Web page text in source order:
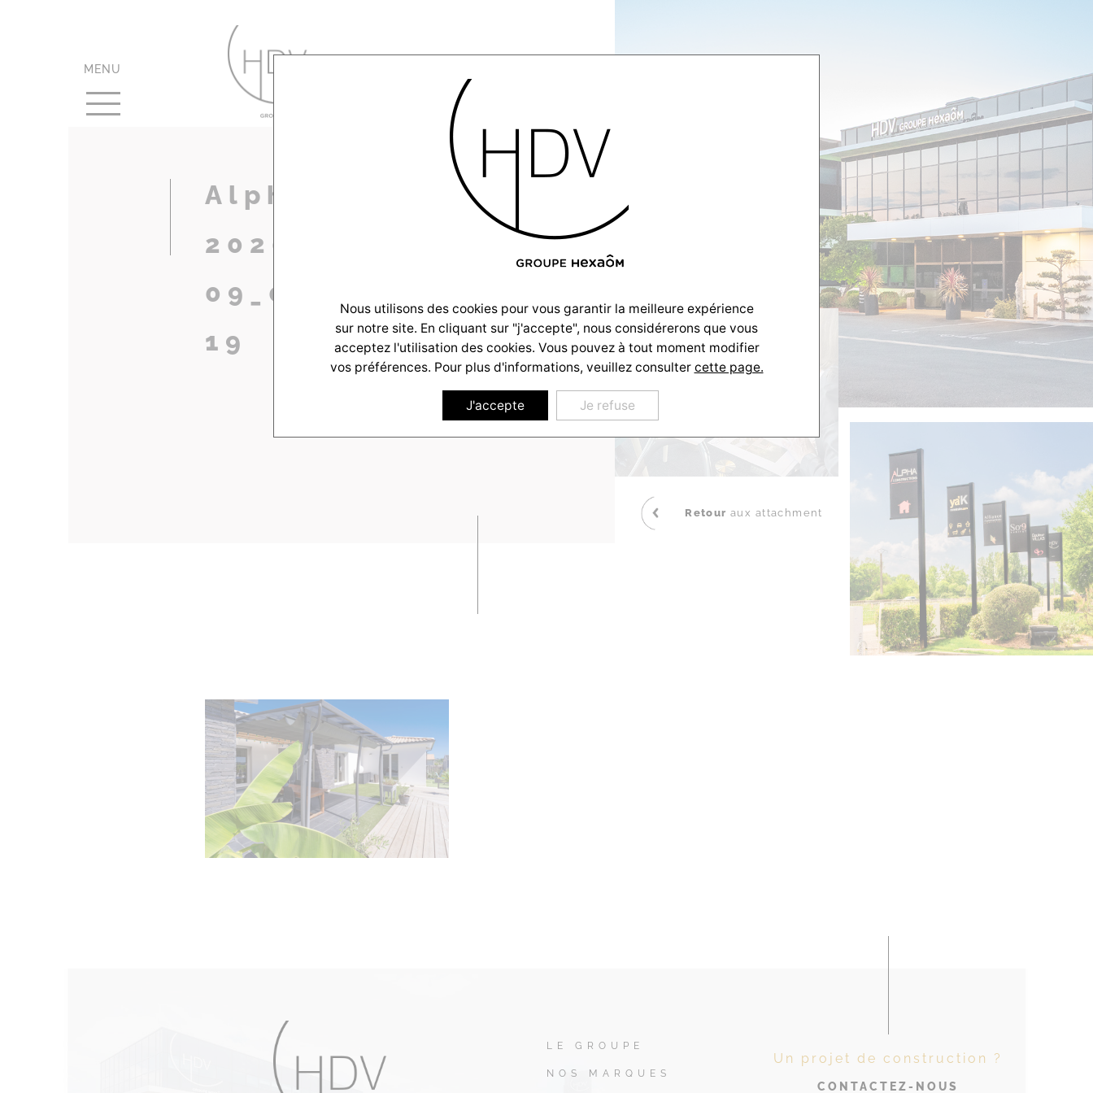
Alpha-Portets-
2020-
09_0018_AlphaPortets-
19
Retour aux attachment
MENU
LE GROUPE
NOS MARQUES
Un projet de construction ?
CONTACTEZ-NOUS
Nous utilisons des cookies pour vous garantir la meilleure expérience
sur notre site. En cliquant sur "j'accepte", nous considérerons que vous
acceptez l'utilisation des cookies. Vous pouvez à tout moment modifier
vos préférences. Pour plus d'informations, veuillez consulter cette page.
J'accepte Je refuse